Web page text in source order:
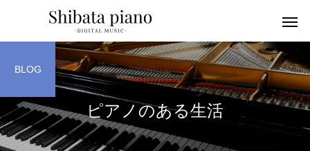
ピアノのある生活
BLOG